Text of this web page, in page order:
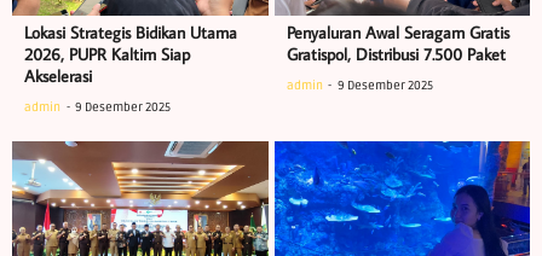
Lokasi Strategis Bidikan Utama
2026, PUPR Kaltim Siap
Akselerasi
admin 9 Desember 2025
Penyaluran Awal Seragam Gratis
Gratispol, Distribusi 7.500 Paket
admin 9 Desember 2025